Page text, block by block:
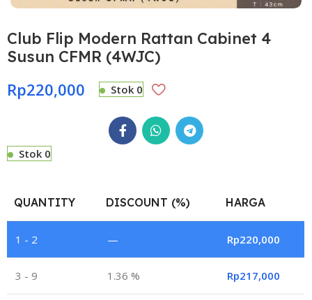
Club Flip Modern Rattan Cabinet 4
Susun CFMR (4WJC)
Rp220,000 Stok 0
Stok 0
QUANTITY DISCOUNT (%) HARGA
1 - 2 — Rp220,000
3 - 9 1.36 % Rp217,000